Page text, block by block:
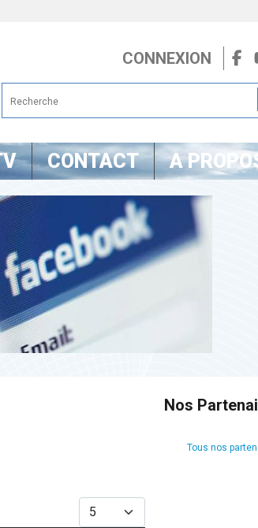
CONNEXION
CONTACT A
Afficher #
Nos
Tous nos